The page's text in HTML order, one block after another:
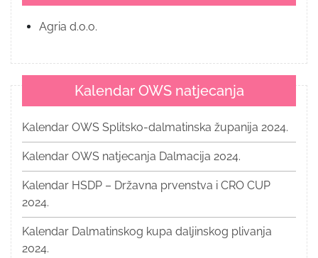
Agria d.o.o.
Kalendar OWS natjecanja
Kalendar OWS Splitsko-dalmatinska županija 2024.
Kalendar OWS natjecanja Dalmacija 2024.
Kalendar HSDP – Državna prvenstva i CRO CUP
2024.
Kalendar Dalmatinskog kupa daljinskog plivanja
2024.